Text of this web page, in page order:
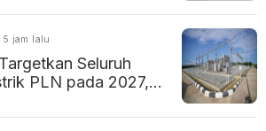
5 jam lalu
Seluruh
PLN pada 2027,